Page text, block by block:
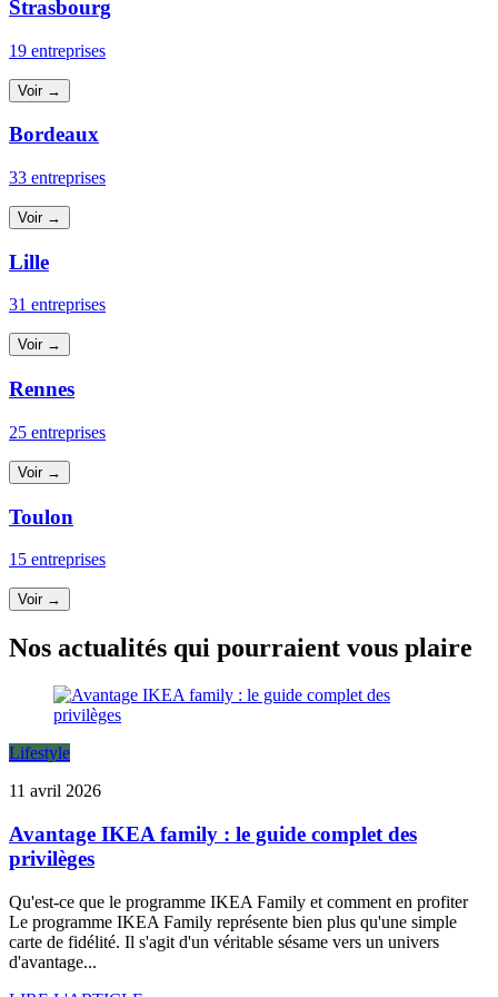
Strasbourg
19 entreprises
Voir →
Bordeaux
33 entreprises
Voir →
Lille
31 entreprises
Voir →
Rennes
25 entreprises
Voir →
Toulon
15 entreprises
Voir →
Nos actualités qui pourraient vous plaire
Lifestyle
11 avril 2026
Avantage IKEA family : le guide complet des
privilèges
Qu'est-ce que le programme IKEA Family et comment en profiter
Le programme IKEA Family représente bien plus qu'une simple
carte de fidélité. Il s'agit d'un véritable sésame vers un univers
d'avantage...